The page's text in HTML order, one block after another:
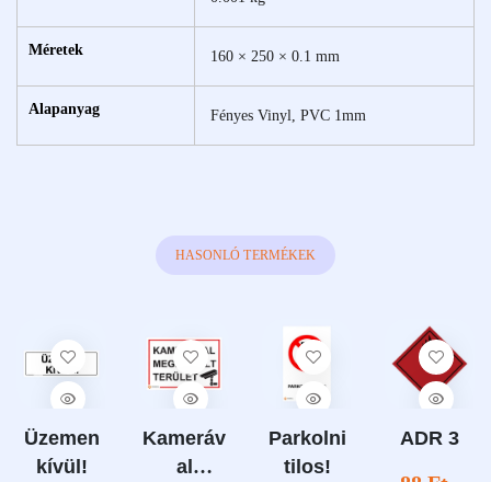
Méretek 160 × 250 × 0.1 mm
Alapanyag Fényes Vinyl, PVC 1mm
HASONLÓ TERMÉKEK
Üzemen
kívül!
Kameráv
al
Parkolni
tilos!
ADR 3